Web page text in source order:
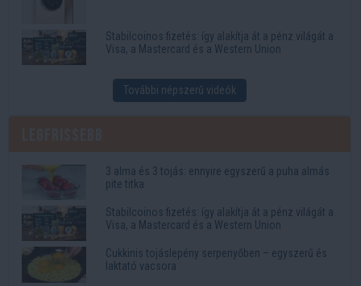
Stabilcoinos fizetés: így alakítja át a pénz világát a
Visa, a Mastercard és a Western Union
További népszerű videók
3 alma és 3 tojás: ennyire egyszerű a puha almás
pite titka
Stabilcoinos fizetés: így alakítja át a pénz világát a
Visa, a Mastercard és a Western Union
Cukkinis tojáslepény serpenyőben – egyszerű és
laktató vacsora